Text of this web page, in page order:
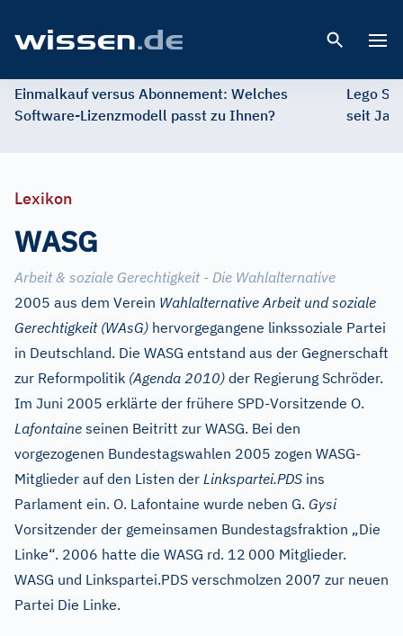
Einmalkauf versus Abonnement: Welches
Software-Lizenzmodell passt zu Ihnen?
Lego
seit
Lexikon
WASG
Arbeit & soziale Gerechtigkeit - Die Wahlalternative
2005 aus dem Verein Wahlalternative Arbeit und soziale
Gerechtigkeit (WAsG) hervorgegangene linkssoziale Partei
in Deutschland. Die WASG entstand aus der Gegnerschaft
zur Reformpolitik (Agenda 2010) der Regierung Schröder.
Im Juni 2005 erklärte der frühere SPD-Vorsitzende O.
Lafontaine seinen Beitritt zur WASG. Bei den
vorgezogenen Bundestagswahlen 2005 zogen WASG-
Mitglieder auf den Listen der Linkspartei.PDS ins
Parlament ein. O. Lafontaine wurde neben G. Gysi
Vorsitzender der gemeinsamen Bundestagsfraktion „Die
Linke“. 2006 hatte die WASG rd. 12 000 Mitglieder.
WASG und Linkspartei.PDS verschmolzen 2007 zur neuen
Partei Die Linke.